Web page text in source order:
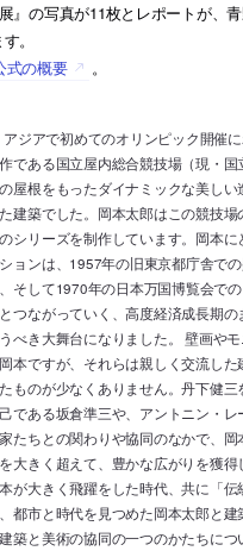
』の写真が11枚とレポートが、
。
式の概要 。
ジアで初めてのオリンピック開催
である国立屋内総合競技場（現・国
屋根をもったダイナミックな美しい
建築でした。岡本太郎はこの競技場
シリーズを制作しています。岡本に
ョンは、1957年の旧東京都庁舎で
そして1970年の日本万国博覧会で
つながっていく、高度経済成長期の
べき大舞台になりました。 壁画や
本ですが、それらは親しく交流し
ものが少なくありません。丹下健
である坂倉準三や、アントニン・
たちとの関わりや協同のなかで、
大きく超えて、豊かな広がりを獲
が大きく飛躍をした時代、共に「
都市と時代を見つめた岡本太郎と建
築と美術の協同の一つのかたちにつ